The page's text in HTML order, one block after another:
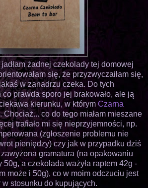
żadnej czekolady tej domowej
się, że przyzwyczaiłam się,
w zanadrzu czeka. Do tych
prawda sporo jej brakowało, ale ją
kierunku, w którym Czarna
co do tego miałam mieszane
trafiało mi się nieprzyjemności, np.
(zgłoszenie problemu nie
pieniędzy) czy jak w przypadku dziś
gramatura (na opakowaniu
50g, a czekolada ważyła raptem 42g -
może i 50g), co w moim odczuciu jest
w stosunku do kupujących.